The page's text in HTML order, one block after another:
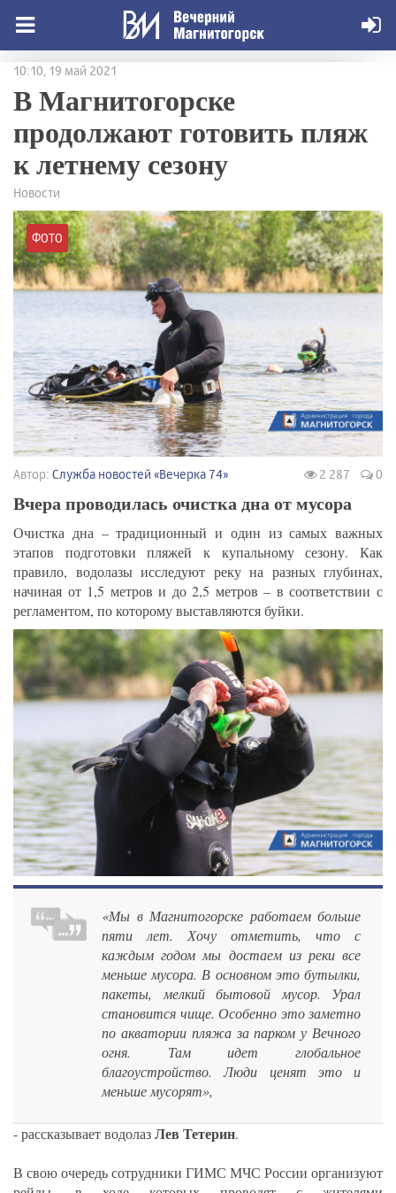
10:10, 19 май 2021
В Магнитогорске
продолжают готовить пляж
к летнему сезону
Новости
ФОТО
Автор: Служба новостей «Вечерка 74» 2 287 0
Вчера проводилась очистка дна от мусора
Очистка дна – традиционный и один из самых важных
этапов подготовки пляжей к купальному сезону. Как
правило, водолазы исследуют реку на разных глубинах,
начиная от 1,5 метров и до 2,5 метров – в соответствии с
регламентом, по которому выставляются буйки.
«Мы в Магнитогорске работаем больше
пяти лет. Хочу отметить, что с
каждым годом мы достаем из реки все
меньше мусора. В основном это бутылки,
пакеты, мелкий бытовой мусор. Урал
становится чище. Особенно это заметно
по акватории пляжа за парком у Вечного
огня. Там идет глобальное
благоустройство. Люди ценят это и
меньше мусорят»,
- рассказывает водолазЛев Тетерин.
В свою очередь сотрудники ГИМС МЧС России организуют